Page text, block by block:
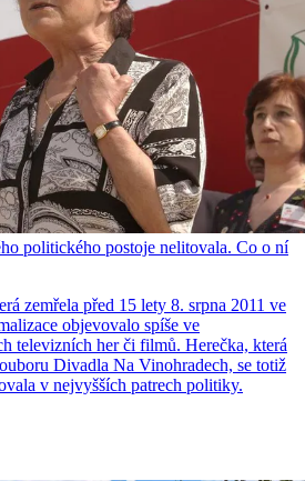
politického postoje nelitovala. Co o ní
zemřela před 15 lety 8. srpna 2011 ve
objevovalo spíše ve
televizních her či filmů. Herečka, která
Divadla Na Vinohradech, se totiž
v nejvyšších patrech politiky.